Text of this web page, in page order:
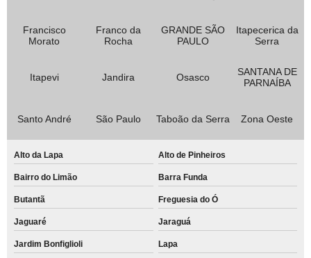
Francisco
Morato
Franco da
Rocha
GRANDE SÃO
PAULO
Itapecerica da
Serra
Itapevi Jandira Osasco
SANTANA DE
PARNAÍBA
Santo André São Paulo Taboão da Serra Zona Oeste
Alto da Lapa Alto de Pinheiros
Bairro do Limão Barra Funda
Butantã Freguesia do Ó
Jaguaré Jaraguá
Jardim Bonfiglioli Lapa